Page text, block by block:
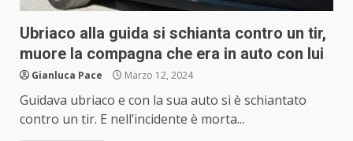
Ubriaco alla guida si schianta contro un tir,
muore la compagna che era in auto con lui
Gianluca Pace Marzo 12, 2024
Guidava ubriaco e con la sua auto si è schiantato
contro un tir. E nell’incidente è morta...